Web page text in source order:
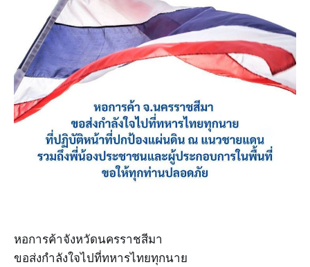
หอการค้าจังหวัดนครราชสีมา
ขอส่งกำลังใจไปที่ทหารไทยทุกนาย